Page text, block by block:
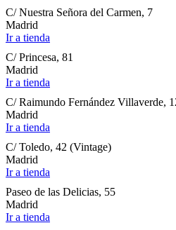
C/ Nuestra Señora del Carmen, 7
Madrid
Ir a tienda
C/ Princesa, 81
Madrid
Ir a tienda
C/ Raimundo Fernández Villaverde,
Madrid
Ir a tienda
C/ Toledo, 42 (Vintage)
Madrid
Ir a tienda
Paseo de las Delicias, 55
Madrid
Ir a tienda